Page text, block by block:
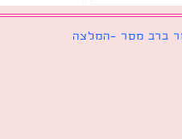
מסר -המלצה